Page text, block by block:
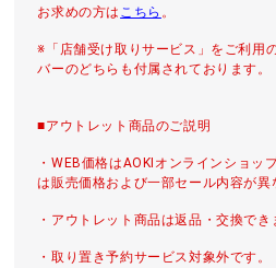
お求めの方は こちら 。
※「店舗受け取りサービス」をご利用
バーのどちらも付属されております。
■アウトレット商品のご説明
・WEB価格はAOKIオンラインショッ
は販売価格および一部セール内容が異
・アウトレット商品は返品・交換でき
・取り置き予約サービス対象外です。